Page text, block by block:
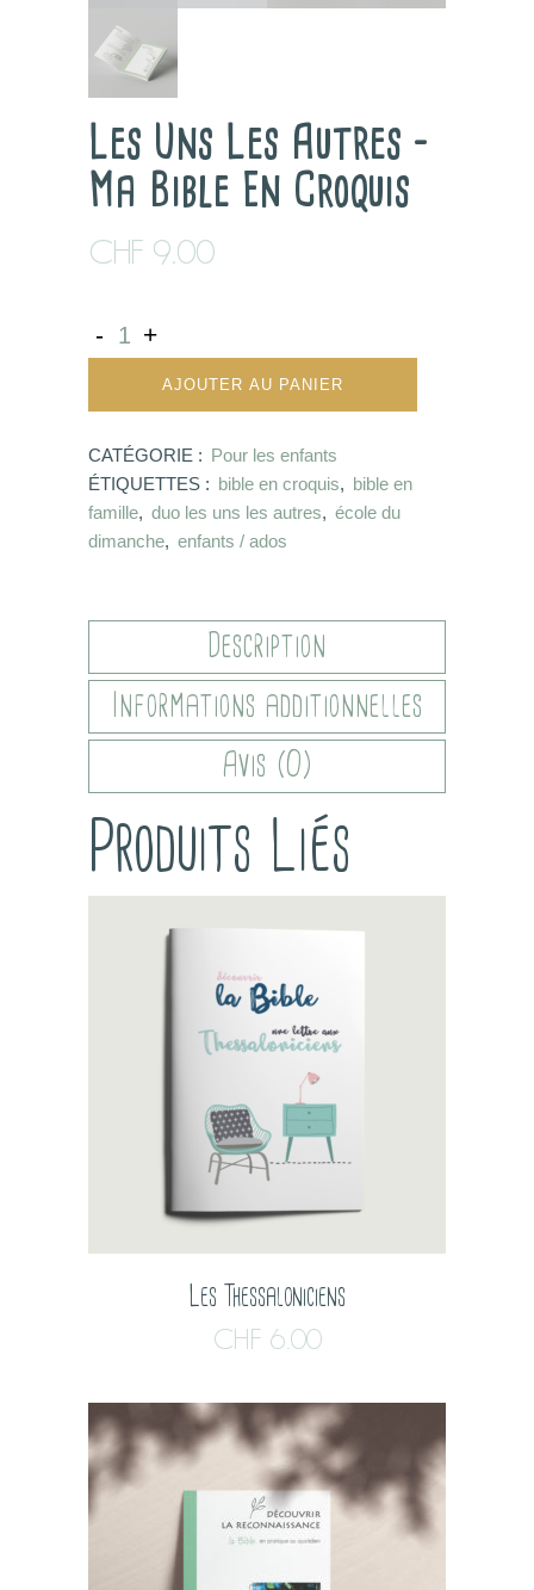
Les Uns Les Autres –
Ma Bible En Croquis
CHF 9.00
AJOUTER AU PANIER
CATÉGORIE : Pour les enfants
ÉTIQUETTES : bible en croquis, bible en
famille, duo les uns les autres, école du
dimanche, enfants / ados
Description
Informations additionnelles
Avis (0)
Produits Liés
Les Thessaloniciens
CHF 6.00